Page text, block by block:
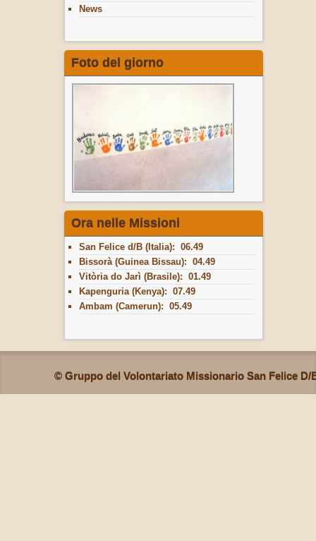
News
Foto del giorno
Ora nelle Missioni
San Felice d/B (Italia): 06.49
Bissorà (Guinea Bissau): 04.49
Vitòria do Jarì (Brasile): 01.49
Kapenguria (Kenya): 07.49
Ambam (Camerun): 05.49
© Gruppo del Volontariato Missionario San Felice D/